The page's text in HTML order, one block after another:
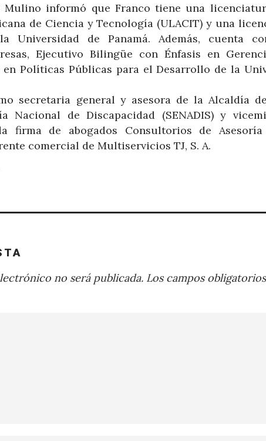
Mulino informó que Franco tiene una
de Ciencia y Tecnología (ULACIT) y una
Universidad de Panamá. Además, cuenta
Ejecutivo Bilingüe con Énfasis en
Políticas Públicas para el Desarrollo de la
secretaria general y asesora de la Alcaldía
Nacional de Discapacidad (SENADIS) y
firma de abogados Consultorios de
comercial de Multiservicios TJ, S. A.
no será publicada. Los campos